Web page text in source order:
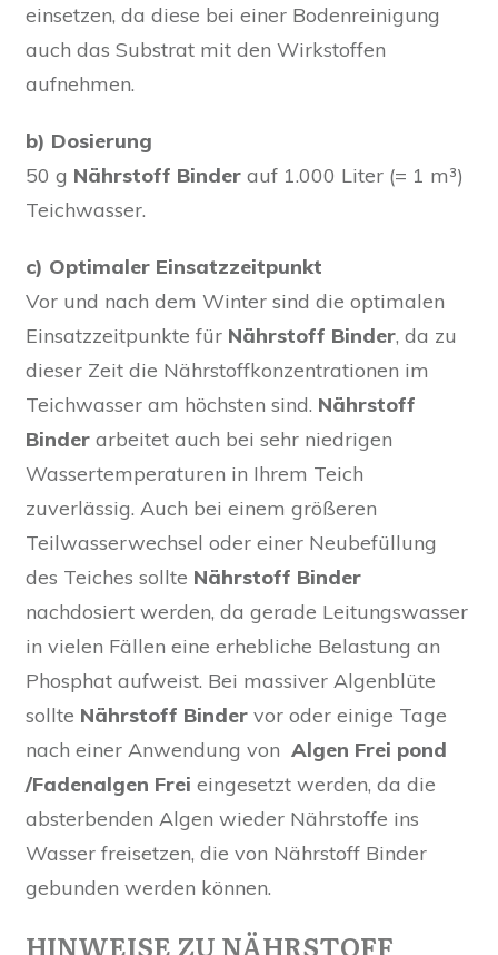
einsetzen, da diese bei einer Bodenreinigung
auch das Substrat mit den Wirkstoffen
aufnehmen.
b) Dosierung
50 g Nährstoff Binder auf 1.000 Liter (= 1 m³)
Teichwasser.
c) Optimaler Einsatzzeitpunkt
Vor und nach dem Winter sind die optimalen
Einsatzzeitpunkte für Nährstoff Binder, da zu
dieser Zeit die Nährstoffkonzentrationen im
Teichwasser am höchsten sind. Nährstoff
Binder arbeitet auch bei sehr niedrigen
Wassertemperaturen in Ihrem Teich
zuverlässig. Auch bei einem größeren
Teilwasserwechsel oder einer Neubefüllung
des Teiches sollte Nährstoff Binder
nachdosiert werden, da gerade Leitungswasser
in vielen Fällen eine erhebliche Belastung an
Phosphat aufweist. Bei massiver Algenblüte
sollte Nährstoff Binder vor oder einige Tage
nach einer Anwendung von Algen Frei pond
/Fadenalgen Frei eingesetzt werden, da die
absterbenden Algen wieder Nährstoffe ins
Wasser freisetzen, die von Nährstoff Binder
gebunden werden können.
HINWEISE ZU NÄHRSTOFF